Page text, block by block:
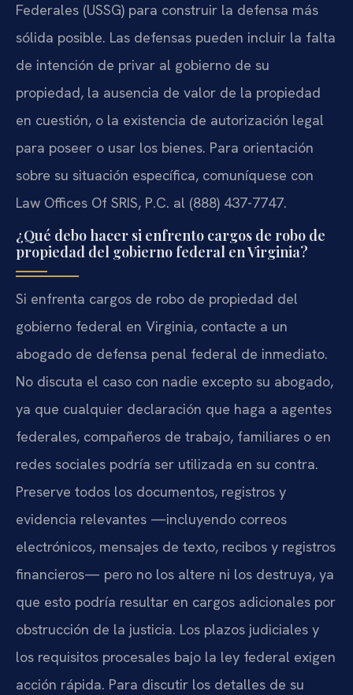
Federales (USSG) para construir la defensa más
sólida posible. Las defensas pueden incluir la falta
de intención de privar al gobierno de su
propiedad, la ausencia de valor de la propiedad
en cuestión, o la existencia de autorización legal
para poseer o usar los bienes. Para orientación
sobre su situación específica, comuníquese con
Law Offices Of SRIS, P.C. al (888) 437-7747.
¿Qué debo hacer si enfrento cargos de robo de
propiedad del gobierno federal en Virginia?
Si enfrenta cargos de robo de propiedad del
gobierno federal en Virginia, contacte a un
abogado de defensa penal federal de inmediato.
No discuta el caso con nadie excepto su abogado,
ya que cualquier declaración que haga a agentes
federales, compañeros de trabajo, familiares o en
redes sociales podría ser utilizada en su contra.
Preserve todos los documentos, registros y
evidencia relevantes —incluyendo correos
electrónicos, mensajes de texto, recibos y registros
financieros— pero no los altere ni los destruya, ya
que esto podría resultar en cargos adicionales por
obstrucción de la justicia. Los plazos judiciales y
los requisitos procesales bajo la ley federal exigen
acción rápida. Para discutir los detalles de su